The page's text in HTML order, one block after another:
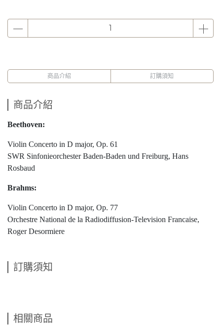
商品介紹 訂購須知
商品介紹
Beethoven:
Violin Concerto in D major, Op. 61
SWR Sinfonieorchester Baden-Baden und Freiburg, Hans
Rosbaud
Brahms:
Violin Concerto in D major, Op. 77
Orchestre National de la Radiodiffusion-Television Francaise,
Roger Desormiere
訂購須知
相關商品